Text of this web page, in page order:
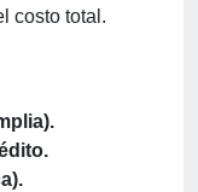
costo total.